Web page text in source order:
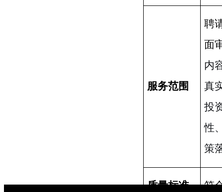
服务范围
聘
面
内
真
投
性
策
质量标准 符